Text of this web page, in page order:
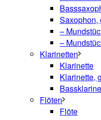
Saxophon,
–
–
Klarinetten
Klarinette
Klarinette,
Flöten
Flöte